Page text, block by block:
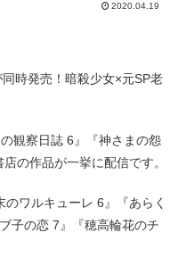
2020.04.19
同時発売！暗殺少女×元SP老
観察日誌 6』『神さまの怨
の作品が一挙に配信です。
ワルキューレ 6』『あらく
子の恋 7』『穂高輪花のチ